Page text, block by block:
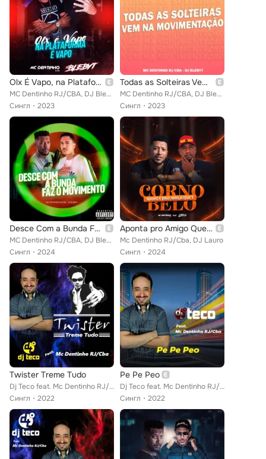
Olx É Vapo, na Plataforma É Vapo
MC Dentinho RJ/CBA, DJ Blebyt
Сингл
2023
Todas as Solteiras Vem na Movimentação
MC Dentinho RJ/CBA, DJ Blebyt
Сингл
2023
Desce Com a Bunda Faz o Movimento
MC Dentinho RJ/CBA, DJ Blebyt
Сингл
2024
Aponta pro Amigo Que e Corno Belo
Mc Dentinho RJ/Cba, DJ Lauro
Сингл
2024
Twister Treme Tudo
Dj Teco feat. Mc Dentinho RJ/Cba
Сингл
2022
Pe Pe Peo
Dj Teco feat. Mc Dentinho RJ/Cba
Сингл
2022